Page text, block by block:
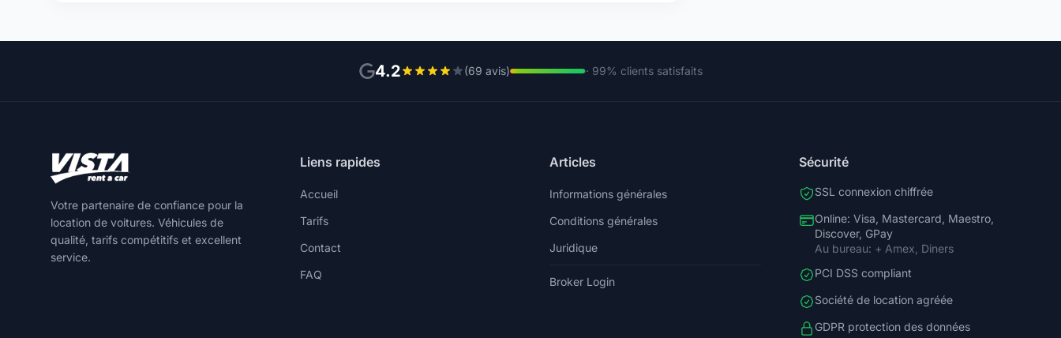
4.2 (69 avis) · 99% clients satisfaits
Votre partenaire de confiance pour la
location de voitures. Véhicules de
qualité, tarifs compétitifs et excellent
service.
Liens rapides
Accueil
Tarifs
Contact
FAQ
Articles
Informations générales
Conditions générales
Juridique
Broker Login
Sécurité
SSL connexion chiffrée
Online: Visa, Mastercard, Maestro,
Discover, GPay
Au bureau: + Amex, Diners
PCI DSS compliant
Société de location agréée
GDPR protection des données